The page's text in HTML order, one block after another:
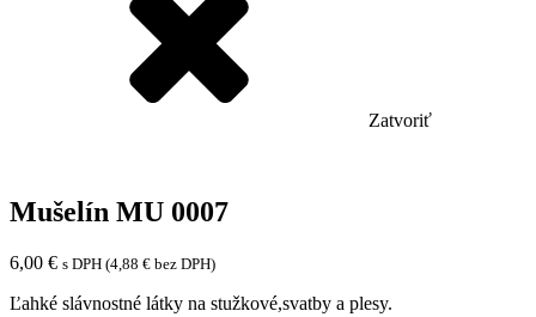
Zatvoriť
Mušelín MU 0007
6,00 € s DPH (4,88 € bez DPH)
Ľahké slávnostné látky na stužkové,svatby a plesy.